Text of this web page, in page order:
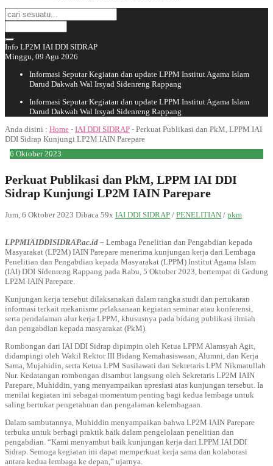
Info LP2M IAI DDI SIDRAP
Minggu, 09 Agu 2026
Informasi Seputar Kegiatan dan update LPPM Institut Agama Islam
Darud Dakwah Wal Irsyad Sidenreng Rappang
Informasi Seputar Kegiatan dan update LPPM Institut Agama Islam
Darud Dakwah Wal Irsyad Sidenreng Rappang
Anda disini : Home - IAI DDI SIDRAP - Perkuat Publikasi dan PkM, LPPM IAI
DDI Sidrap Kunjungi LP2M IAIN Parepare
6 Oktober 2023
Perkuat Publikasi dan PkM, LPPM IAI DDI
Sidrap Kunjungi LP2M IAIN Parepare
Jum, 6 Oktober 2023 Dibaca 59x IAI DDI SIDRAP / PENELITIAN / pkm
LPPMIAIDDISIDRAP.ac.id – Lembaga Penelitian dan Pengabdian kepada
Masyarakat (LP2M) IAIN Parepare menerima kunjungan kerja dari Lembaga
Penelitian dan Pengabdian kepada Masyarakat (LPPM) Institut Agama Islam
(IAI) DDI Sidenreng Rappang pada Rabu, 5 Oktober 2023, bertempat di Gedung
LP2M IAIN Parepare.
Kunjungan kerja tersebut dilaksanakan dalam rangka studi dan pertukaran
informasi terkait mekanisme pelaksanaan kegiatan seminar atau konferensi,
serta pendalaman alur kerja LPPM, khususnya pada bidang publikasi ilmiah
dan pengabdian kepada masyarakat (PkM).
Rombongan dari IAI DDI Sidrap dipimpin oleh Ketua LPPM Alamsyah Agit,
didampingi oleh Wakil Rektor III Bidang Kemahasiswaan, Alumni, dan Kerja
Sama, Mujahidin, serta Ketua LPM Susilawati dan Sekretaris LPM Nikmatullah
Nur. Kedatangan rombongan disambut langsung oleh Sekretaris LP2M IAIN
Parepare, Muhiddin, yang menyampaikan apresiasi atas kunjungan tersebut. Ia
menilai kegiatan ini sebagai momentum penting bagi kedua lembaga untuk
saling bertukar pengetahuan dan pengalaman kelembagaan.
Dalam sambutannya, Muhiddin menyampaikan bahwa LP2M IAIN Parepare
terbuka untuk berbagi praktik baik dalam pengelolaan penelitian dan
pengabdian. “Kami menyambut baik kunjungan kerja dari LPPM IAI DDI
Sidrap. Semoga kegiatan ini dapat memperkuat kerja sama dan kolaborasi
antara kedua lembaga ke depan,” ujarnya.